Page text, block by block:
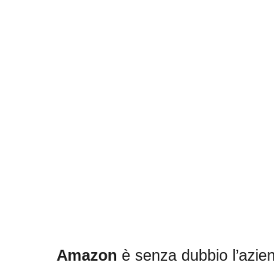
Amazon è senza dubbio